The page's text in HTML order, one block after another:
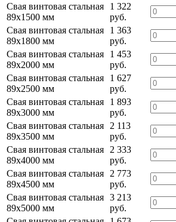
Свая винтовая стальная
89х1500 мм
1 322
руб.
Свая винтовая стальная
89х1800 мм
1 363
руб.
Свая винтовая стальная
89х2000 мм
1 453
руб.
Свая винтовая стальная
89х2500 мм
1 627
руб.
Свая винтовая стальная
89х3000 мм
1 893
руб.
Свая винтовая стальная
89х3500 мм
2 113
руб.
Свая винтовая стальная
89х4000 мм
2 333
руб.
Свая винтовая стальная
89х4500 мм
2 773
руб.
Свая винтовая стальная
89х5000 мм
3 213
руб.